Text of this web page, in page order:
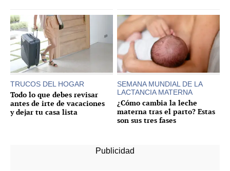
TRUCOS DEL HOGAR
Todo lo que debes revisar
antes de irte de vacaciones
y dejar tu casa lista
SEMANA MUNDIAL DE LA
LACTANCIA MATERNA
¿Cómo cambia la leche
materna tras el parto? Estas
son sus tres fases